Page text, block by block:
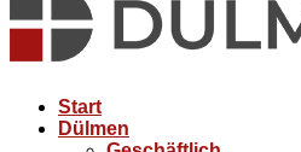
Start
Dülmen